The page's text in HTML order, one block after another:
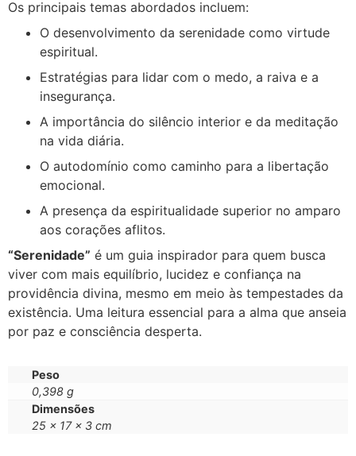
Os principais temas abordados incluem:
O desenvolvimento da serenidade como virtude
espiritual.
Estratégias para lidar com o medo, a raiva e a
insegurança.
A importância do silêncio interior e da meditação
na vida diária.
O autodomínio como caminho para a libertação
emocional.
A presença da espiritualidade superior no amparo
aos corações aflitos.
“Serenidade” é um guia inspirador para quem busca
viver com mais equilíbrio, lucidez e confiança na
providência divina, mesmo em meio às tempestades da
existência. Uma leitura essencial para a alma que anseia
por paz e consciência desperta.
Peso
0,398 g
Dimensões
25 × 17 × 3 cm